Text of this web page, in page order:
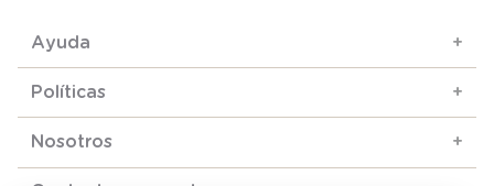
Ayuda +
Políticas +
Nosotros +